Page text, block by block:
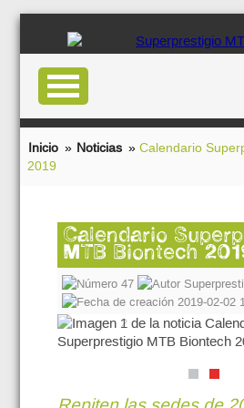
Inicio » Noticias »Calendario
2019
Calendario
MTB Biontech
47
2019-02-02